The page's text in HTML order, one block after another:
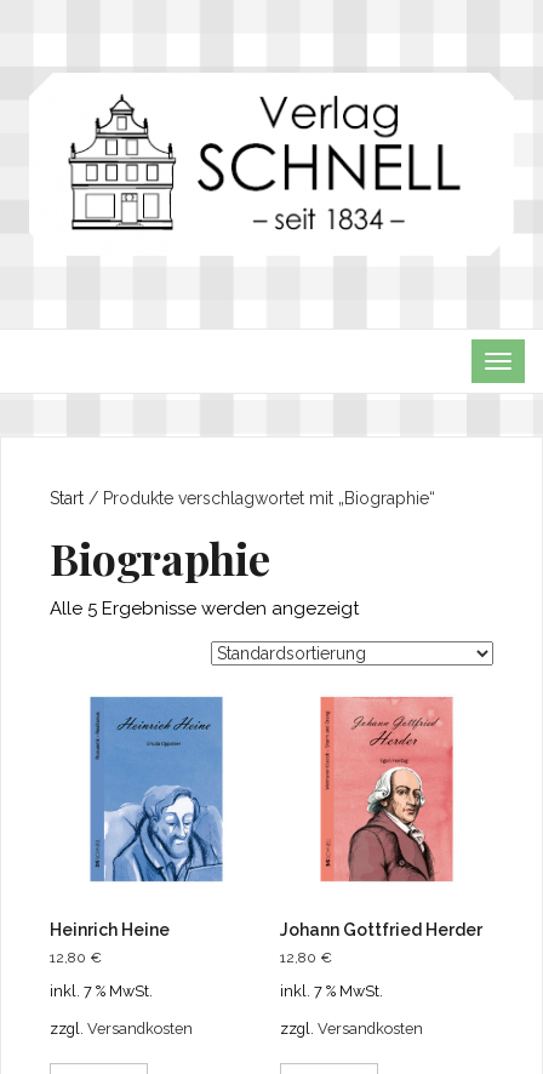
Start / Produkte verschlagwortet mit „Biographie“
Biographie
Alle 5 Ergebnisse werden angezeigt
Heinrich Heine
12,80 €
inkl. 7 % MwSt.
zzgl. Versandkosten
Johann Gottfried Herder
12,80 €
inkl. 7 % MwSt.
zzgl.Versandkosten